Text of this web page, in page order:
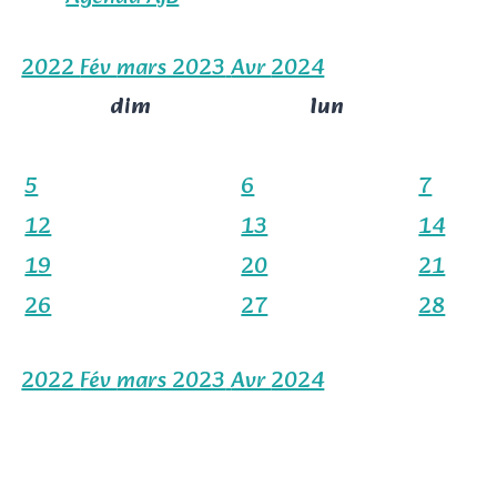
2022Févmars 2023Avr2024
dim
lun
5
6 7
12
13 14
19
20 21
26
27 28
2022Févmars 2023Avr2024